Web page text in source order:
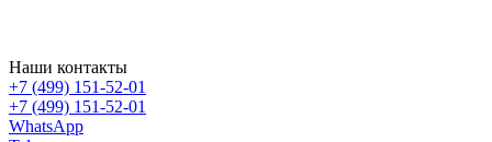
Наши контакты
+7 (499) 151-52-01
+7 (499) 151-52-01
WhatsApp